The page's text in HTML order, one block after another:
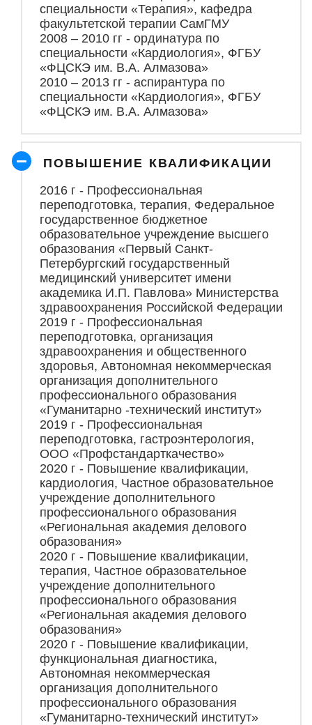
специальности «Терапия», кафедра
факультетской терапии СамГМУ
2008 – 2010 гг - ординатура по
специальности «Кардиология», ФГБУ
«ФЦСКЭ им. В.А. Алмазова»
2010 – 2013 гг - аспирантура по
специальности «Кардиология», ФГБУ
«ФЦСКЭ им. В.А. Алмазова»
ПОВЫШЕНИЕ КВАЛИФИКАЦИИ
2016 г - Профессиональная
переподготовка, терапия, Федеральное
государственное бюджетное
образовательное учреждение высшего
образования «Первый Санкт-
Петербургский государственный
медицинский университет имени
академика И.П. Павлова» Министерства
здравоохранения Российской Федерации
2019 г - Профессиональная
переподготовка, организация
здравоохранения и общественного
здоровья, Автономная некоммерческая
организация дополнительного
профессионального образования
«Гуманитарно -технический институт»
2019 г - Профессиональная
переподготовка, гастроэнтерология,
ООО «Профстандарткачество»
2020 г - Повышение квалификации,
кардиология, Частное образовательное
учреждение дополнительного
профессионального образования
«Региональная академия делового
образования»
2020 г - Повышение квалификации,
терапия, Частное образовательное
учреждение дополнительного
профессионального образования
«Региональная академия делового
образования»
2020 г - Повышение квалификации,
функциональная диагностика,
Автономная некоммерческая
организация дополнительного
профессионального образования
«Гуманитарно-технический институт»